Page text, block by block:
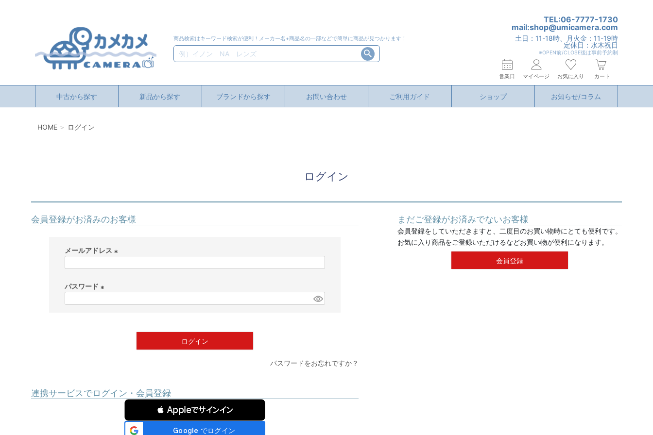
商品検索はキーワード検索が便利！メーカー名+商品名の一部などで簡単に商品が見つかります！
検索
TEL:06-7777-1730
mail:shop@umicamera.com
土日：11-18時、月火金：11-19時
定休日：水木祝日
※OPEN前/CLOSE後は事前予約制
営業日 マイページ お気に入り カート
中古から探す 新品から探す ブランドから探す お問い合わせ ご利用ガイド ショップ お知らせ/コラム
HOME ログイン
ログイン
会員登録がお済みのお客様
メールアドレス
パスワード
ログイン
パスワードをお忘れですか？
連携サービスでログイン・会員登録
 Appleでサインイン
まだご登録がお済みでないお客様
会員登録をしていただきますと、二度目のお買い物時にとても便利です。
お気に入り商品をご登録いただけるなどお買い物が便利になります。
会員登録